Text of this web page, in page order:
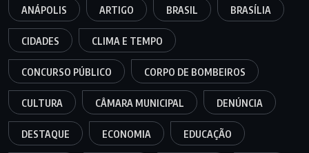
ANÁPOLIS ARTIGO BRASIL BRASÍLIA
CIDADES CLIMA E TEMPO
CONCURSO PÚBLICO CORPO DE BOMBEIROS
CULTURA CÂMARA MUNICIPAL DENÚNCIA
DESTAQUE ECONOMIA EDUCAÇÃO